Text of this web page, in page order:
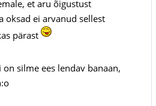
et aru õigustust
oksad ei arvanud sellest
pärast
silme ees lendav banaan,